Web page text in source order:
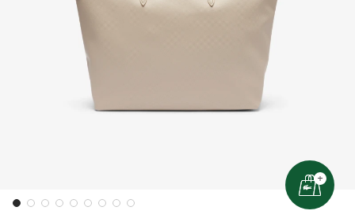
+